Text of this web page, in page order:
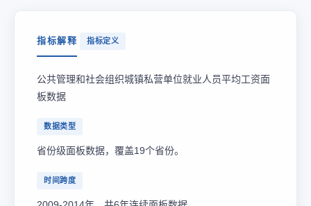
指标解释 指标定义
公共管理和社会组织城镇私营单位就业人员平均工资面
板数据
数据类型
省份级面板数据，覆盖19个省份。
时间跨度